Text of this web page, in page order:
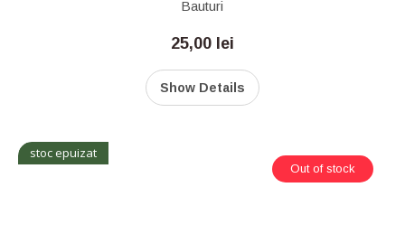
Bauturi
25,00 lei
Show Details
stoc epuizat
Out of stock